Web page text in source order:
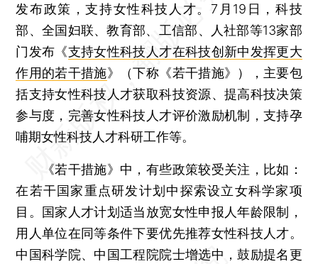
发布政策，支持女性科技人才。7月19日，科技
部、全国妇联、教育部、工信部、人社部等13家部
门发布《支持女性科技人才在科技创新中发挥更大
作用的若干措施》（下称《若干措施》），主要包
括支持女性科技人才获取科技资源、提高科技决策
参与度，完善女性科技人才评价激励机制，支持孕
哺期女性科技人才科研工作等。
《若干措施》中，有些政策较受关注，比如：
在若干国家重点研发计划中探索设立女科学家项
目。国家人才计划适当放宽女性申报人年龄限制，
用人单位在同等条件下要优先推荐女性科技人才。
中国科学院、中国工程院院士增选中，鼓励提名更